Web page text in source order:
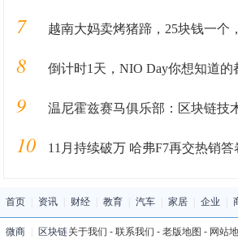
7 越南大妈卖烤猪蹄，25块钱一个，本地人
8 倒计时1天，NIO Day你想知道的
9 温尼霍兹赛马俱乐部：区块链技
10 11月持续破万 哈弗F7再交热销答
首页 资讯 财经 教育 汽车 家居 企业
微商 区块链关于我们 - 联系我们 - 老版地图 - 网站